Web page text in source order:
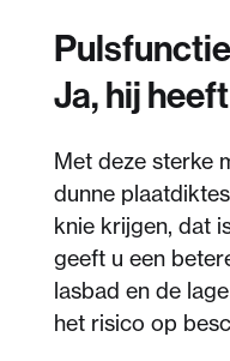
Ja, hij
Met deze sterke
dunne
knie krijgen, dat
geeft u een
lasbad en de
het risico op